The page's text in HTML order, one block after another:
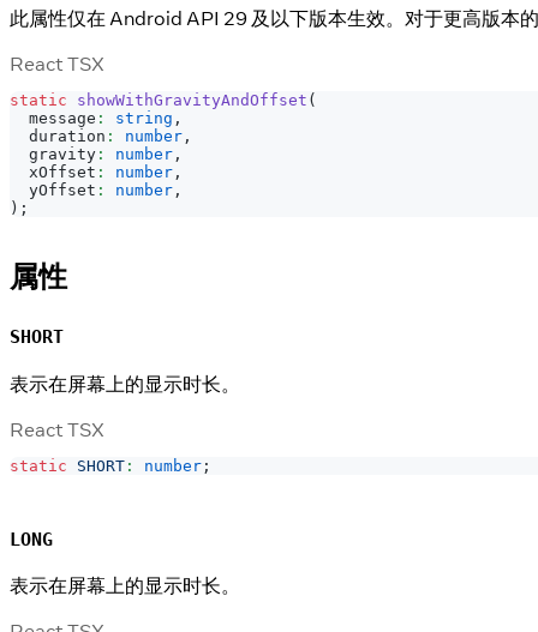
此属性仅在 Android API 29 及以下版本生效。对于更高版本
React TSX
static showWithGravityAndOffset (
  message
: string ,
  duration
: number ,
  gravity
: number ,
  xOffset
: number ,
  yOffset
: number ,
) ;
属性
SHORT
表示在屏幕上的显示时长。
React TSX
static SHORT : number ;
LONG
表示在屏幕上的显示时长。